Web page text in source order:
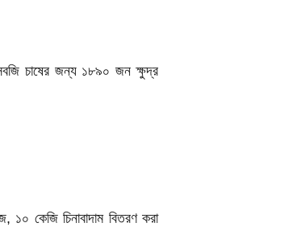
চাষের জন্য ১৮৯০ জন ক্ষুদ্র
কেজি চিনাবাদাম বিতরণ করা